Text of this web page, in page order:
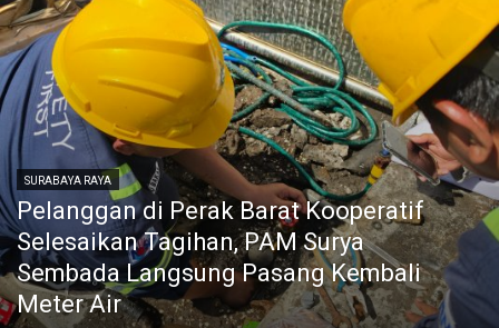
SURABAYA RAYA
Pelanggan di Perak Barat Kooperatif
Selesaikan Tagihan, PAM Surya
Sembada Langsung Pasang Kembali
Meter Air